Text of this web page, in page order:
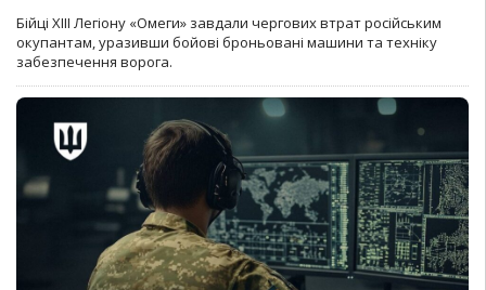
Бійці ХІІІ Легіону «Омеги» завдали чергових втрат російським
окупантам, уразивши бойові броньовані машини та техніку
забезпечення ворога.